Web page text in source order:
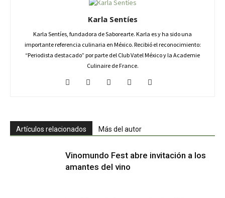
Karla Sentíes
Karla Sentíes, fundadora de Saborearte. Karla es y ha sido una
importante referencia culinaria en México. Recibió el reconocimiento:
“Periodista destacado” por parte del Club Vatel México y la Academie
Culinaire de France.
Artículos relacionados Más del autor
Vinomundo Fest abre invitación a los
amantes del vino